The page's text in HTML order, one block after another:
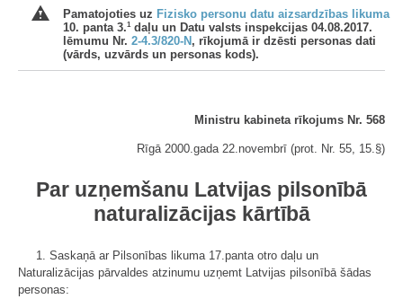
Pamatojoties uz Fizisko personu datu aizsardzības likuma
10. panta 3.1daļu un Datu valsts inspekcijas 04.08.2017.
lēmumu Nr. 2-4.3/820-N , rīkojumā ir dzēsti personas dati
(vārds, uzvārds un personas kods).
Ministru kabineta rīkojums Nr. 568
Rīgā 2000.gada 22.novembrī (prot. Nr. 55, 15.§)
Par uzņemšanu Latvijas pilsonībā
naturalizācijas kārtībā
1. Saskaņā ar Pilsonības likuma 17.panta otro daļu un
Naturalizācijas pārvaldes atzinumu uzņemt Latvijas pilsonībā šādas
personas: